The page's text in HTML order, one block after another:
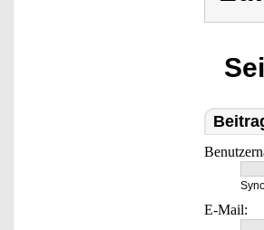
E-Mail: